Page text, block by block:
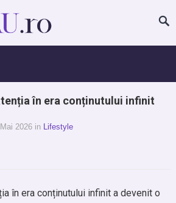
în era conținutului infinit
2026 in Lifestyle
în era conținutului infinit a devenit o